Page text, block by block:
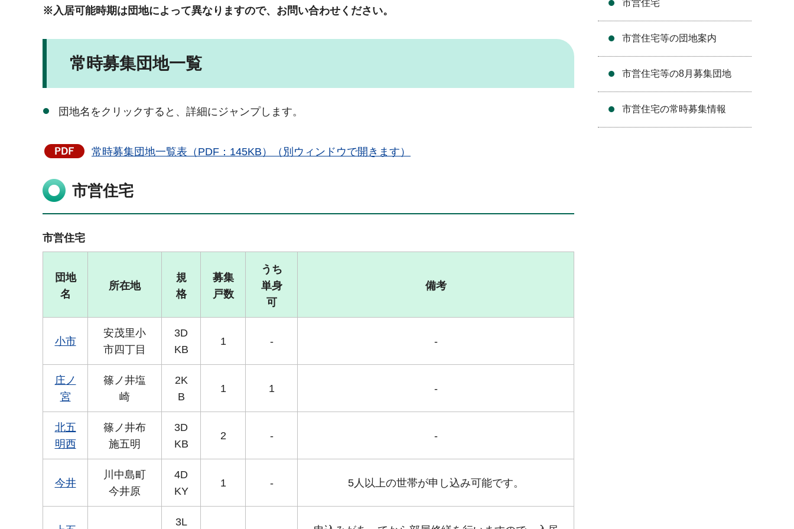
※入居可能時期は団地によって異なりますので、お問い合わせください。
常時募集団地一覧
団地名をクリックすると、詳細にジャンプします。
常時募集団地一覧表（PDF：145KB）（別ウィンドウで開きます）
市営住宅
市営住宅
団地
名
所在地
規
格
募集
戸数
うち
単身
可
備考
小市
安茂里小
市四丁目
3D
KB
1 - -
庄ノ
宮
篠ノ井塩
崎
2K
B
1 1 -
北五
明西
篠ノ井布
施五明
3D
KB
2 - -
今井
川中島町
今井原
4D
KY
1 - 5人以上の世帯が申し込み可能です。
3L
市営住宅
市営住宅等の団地案内
市営住宅等の8月募集団地
市営住宅の常時募集情報